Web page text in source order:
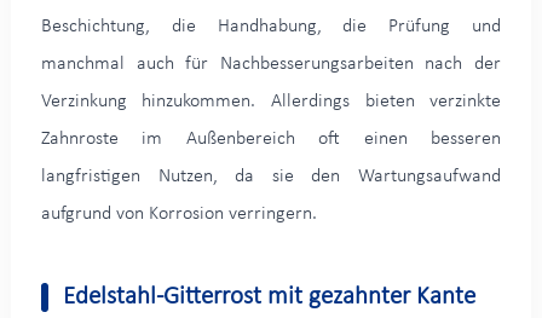
Beschichtung, die Handhabung, die Prüfung und
manchmal auch für Nachbesserungsarbeiten nach der
Verzinkung hinzukommen. Allerdings bieten verzinkte
Zahnroste im Außenbereich oft einen besseren
langfristigen Nutzen, da sie den Wartungsaufwand
aufgrund von Korrosion verringern.
Edelstahl-Gitterrost mit gezahnter Kante